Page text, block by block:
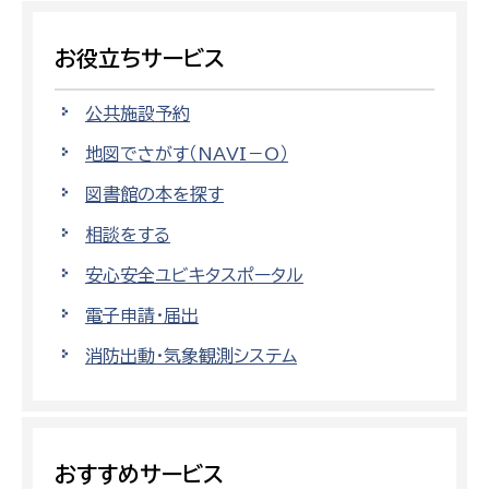
お役立ちサービス
公共施設予約
地図でさがす（NAVI－O）
図書館の本を探す
相談をする
安心安全ユビキタスポータル
電子申請・届出
消防出動・気象観測システム
おすすめサービス